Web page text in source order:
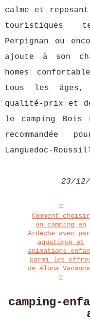
calme et
touristiques
Perpignan ou
ajoute à son
homes
tous les âges,
qualité-prix et
le camping Bois
recommandée
Languedoc-
23/
Comment choisir
un camping en
Ardèche avec
aquatique et
animations
parmi les
de Aluna
?
camping-